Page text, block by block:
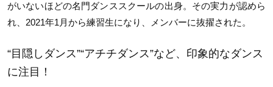
がいないほどの名門ダンススクールの出身。その実力が認めら
れ、2021年1月から練習生になり、メンバーに抜擢された。
“目隠しダンス”“アチチダンス”など、印象的なダンス
に注目！